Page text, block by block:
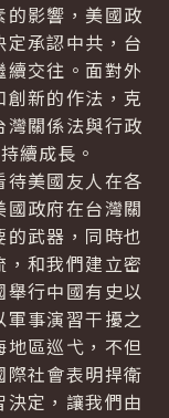
影響，美國政
承認中共，台
續交往。面對外
新的作法，克
關係法與行政
續成長。
美國友人在各
政府在台灣關
武器，同時也
和我們建立密
舉行中國有史以
事演習干擾之
區巡弋，不但
社會表明捍衛
定，讓我們由